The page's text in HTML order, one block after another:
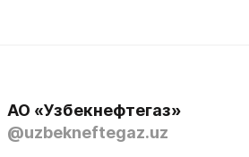
АО «Узбекнефтегаз»
@uzbekneftegaz.uz